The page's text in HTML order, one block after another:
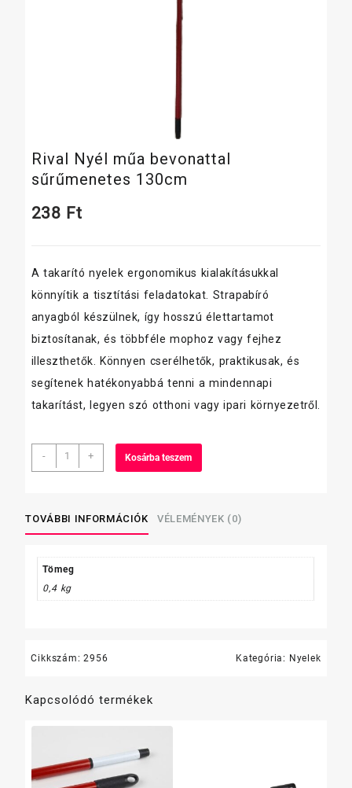
Rival Nyél műa bevonattal
sűrűmenetes 130cm
238 Ft
A takarító nyelek ergonomikus kialakításukkal
könnyítik a tisztítási feladatokat. Strapabíró
anyagból készülnek, így hosszú élettartamot
biztosítanak, és többféle mophoz vagy fejhez
illeszthetők. Könnyen cserélhetők, praktikusak, és
segítenek hatékonyabbá tenni a mindennapi
takarítást, legyen szó otthoni vagy ipari környezetről.
-
Rival
Nyél
sűrűmenetes
130cm
+ Kosárba teszem
TOVÁBBI INFORMÁCIÓK VÉLEMÉNYEK (0)
Tömeg
0,4 kg
Cikkszám:2956 Kategória: Nyelek
Kapcsolódó termékek